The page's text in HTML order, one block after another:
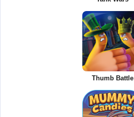
Thumb Battle